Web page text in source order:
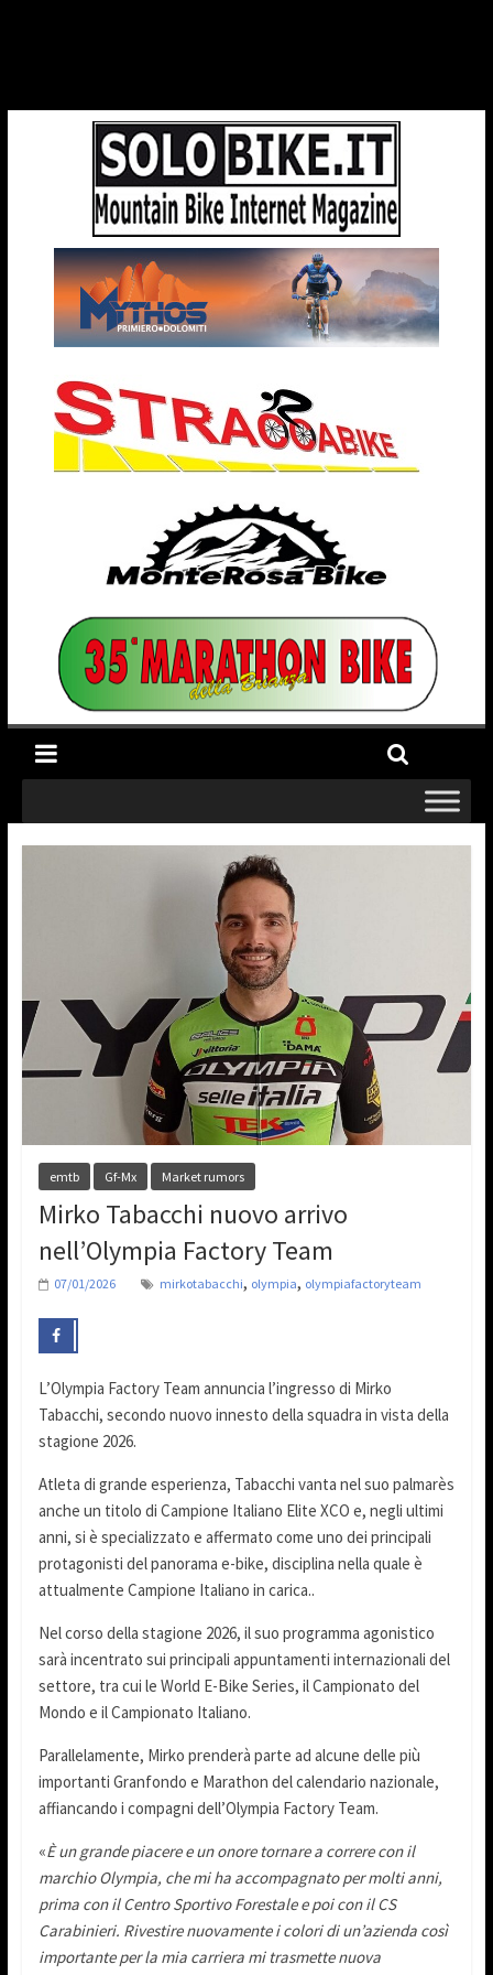
emtb Gf-Mx Market rumors
Mirko Tabacchi nuovo arrivo
nell’Olympia Factory Team
07/01/2026 mirkotabacchi, olympia, olympiafactoryteam
L’Olympia Factory Team annuncia l’ingresso di Mirko
Tabacchi, secondo nuovo innesto della squadra in vista della
stagione 2026.
Atleta di grande esperienza, Tabacchi vanta nel suo palmarès
anche un titolo di Campione Italiano Elite XCO e, negli ultimi
anni, si è specializzato e affermato come uno dei principali
protagonisti del panorama e-bike, disciplina nella quale è
attualmente Campione Italiano in carica..
Nel corso della stagione 2026, il suo programma agonistico
sarà incentrato sui principali appuntamenti internazionali del
settore, tra cui le World E-Bike Series, il Campionato del
Mondo e il Campionato Italiano.
Parallelamente, Mirko prenderà parte ad alcune delle più
importanti Granfondo e Marathon del calendario nazionale,
affiancando i compagni dell’Olympia Factory Team.
«È un grande piacere e un onore tornare a correre con il
marchio Olympia, che mi ha accompagnato per molti anni,
prima con il Centro Sportivo Forestale e poi con il CS
Carabinieri. Rivestire nuovamente i colori di un’azienda così
importante per la mia carriera mi trasmette nuova